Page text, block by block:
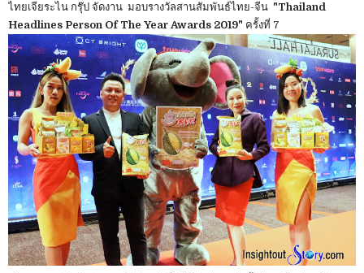
ไทยเจียระไน กรุ๊ป จัดงาน มอบรางวัลสานสัมพันธ์ไทย-จีน "Thailand
Headlines Person Of The Year Awards 2019" ครั้งที่ 7